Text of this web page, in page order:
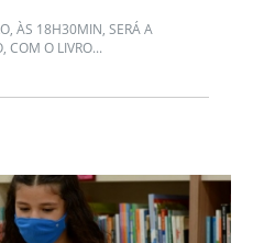
ÀS 18H30MIN, SERÁ A
COM O LIVRO...